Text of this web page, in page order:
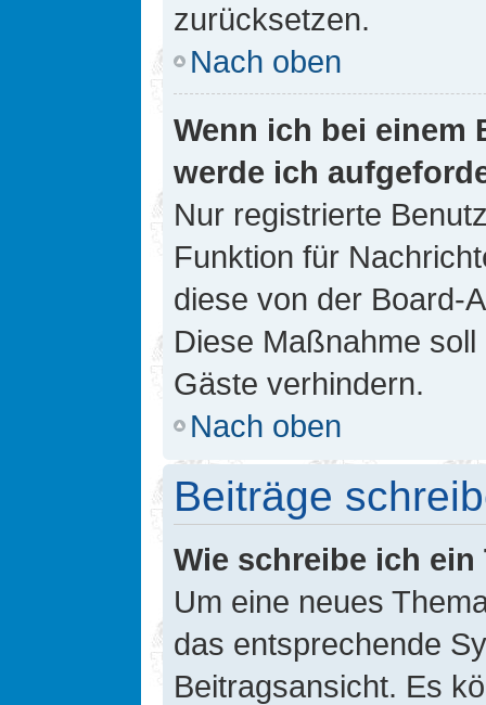
zurücksetzen.
Nach oben
Wenn ich bei einem
werde ich
Nur registrierte
Funktion für
diese von der Board-
Diese Maßnahme
Gäste verhindern.
Nach oben
Beiträge
Wie schreibe ich ein
Um eine neues
das entsprechende
Beitragsansicht. Es